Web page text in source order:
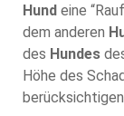
Hund eine
dem anderen
des Hundes
Höhe des
berücksichtigen.